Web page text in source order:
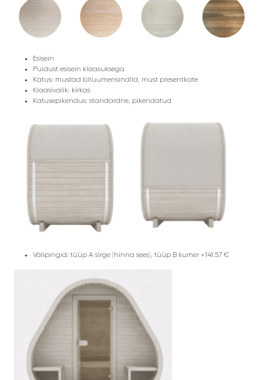
Esisein
Puidust esisein klaasuksega
Katus: mustad bituumensindlid, must presentkate
Klaasivalik: kirkas
Katusepikendus: standardne, pikendatud
Välipingid: tüüp A sirge (hinna sees), tüüp B kumer +141.57 €